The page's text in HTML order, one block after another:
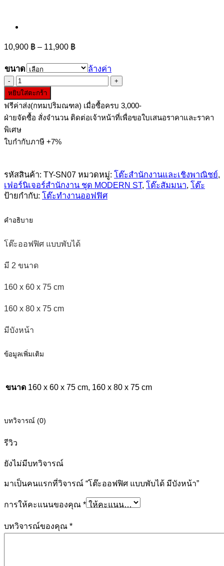
10,900 ฿ – 11,900 ฿
10,900 ฿
through
11,900 ฿
ขนาด
ล้างค่า
จำนวน
โต๊ะ
ออฟฟิศ
แบบ
พับ
ได้
บังหน้า
ชิ้น
หยิบใส่ตะกร้า
ฟรีค่าส่ง(กทมปริมณฑล) เมื่อซื้อครบ 3,000-
ฝ่ายจัดซื้อ สั่งจำนวน ติดต่อเจ้าหน้าที่เพื่อขอใบเสนอราคาและราคา
พิเศษ
ใบกำกับภาษี +7%
รหัสสินค้า: TY-SN07 หมวดหมู่: โต๊ะสำนักงานและเชิงพาณิชย์,
เฟอร์นิเจอร์สำนักงาน ชุด MODERN ST, โต๊ะสัมมนา, โต๊ะ
ป้ายกำกับ: โต๊ะทำงานออฟฟิศ
คำอธิบาย
โต๊ะออฟฟิศ แบบพับได้
มี 2 ขนาด
160 x 60 x 75 cm
160 x 80 x 75 cm
มีบังหน้า
ข้อมูลเพิ่มเติม
ขนาด 160 x 60 x 75 cm, 160 x 80 x 75 cm
บทวิจารณ์ (0)
รีวิว
ยังไม่มีบทวิจารณ์
มาเป็นคนแรกที่วิจารณ์ “โต๊ะออฟฟิศ แบบพับได้ มีบังหน้า”
การให้คะแนนของคุณ *
บทวิจารณ์ของคุณ *